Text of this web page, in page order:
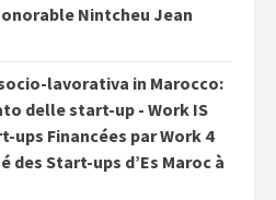
Nintcheu Jean
lavorativa in Marocco:
delle start-up - Work IS
ups Financées par Work 4
des Start-ups d’Es Maroc à